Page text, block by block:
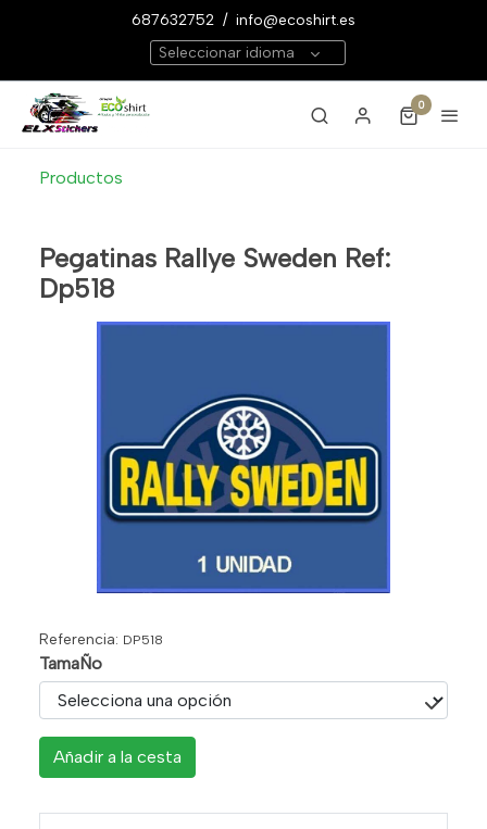
687632752 / info@ecoshirt.es
Seleccionar idioma
0
Productos
Pegatinas Rallye Sweden Ref:
Dp518
Referencia: DP518
TamaÑo
Añadir a la cesta